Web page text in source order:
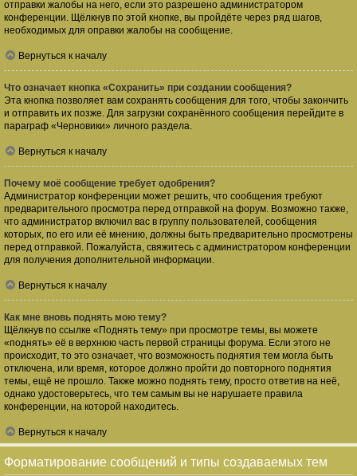
отправки жалобы на него, если это разрешено администратором
конференции. Щёлкнув по этой кнопке, вы пройдёте через ряд шагов,
необходимых для оправки жалобы на сообщение.
Вернуться к началу
Что означает кнопка «Сохранить» при создании сообщения?
Эта кнопка позволяет вам сохранять сообщения для того, чтобы закончить
и отправить их позже. Для загрузки сохранённого сообщения перейдите в
параграф «Черновики» личного раздела.
Вернуться к началу
Почему моё сообщение требует одобрения?
Администратор конференции может решить, что сообщения требуют
предварительного просмотра перед отправкой на форум. Возможно также,
что администратор включил вас в группу пользователей, сообщения
которых, по его или её мнению, должны быть предварительно просмотрены
перед отправкой. Пожалуйста, свяжитесь с администратором конференции
для получения дополнительной информации.
Вернуться к началу
Как мне вновь поднять мою тему?
Щёлкнув по ссылке «Поднять тему» при просмотре темы, вы можете
«поднять» её в верхнюю часть первой страницы форума. Если этого не
происходит, то это означает, что возможность поднятия тем могла быть
отключена, или время, которое должно пройти до повторного поднятия
темы, ещё не прошло. Также можно поднять тему, просто ответив на неё,
однако удостоверьтесь, что тем самым вы не нарушаете правила
конференции, на которой находитесь.
Вернуться к началу
Форматирование сообщений и типы создаваемых тем